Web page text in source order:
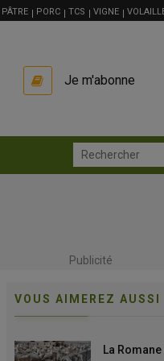
PÂTRE PORC TCS VIGNE
Je m'abonne
Publicité
VOUS AIMEREZ AUSSI
La